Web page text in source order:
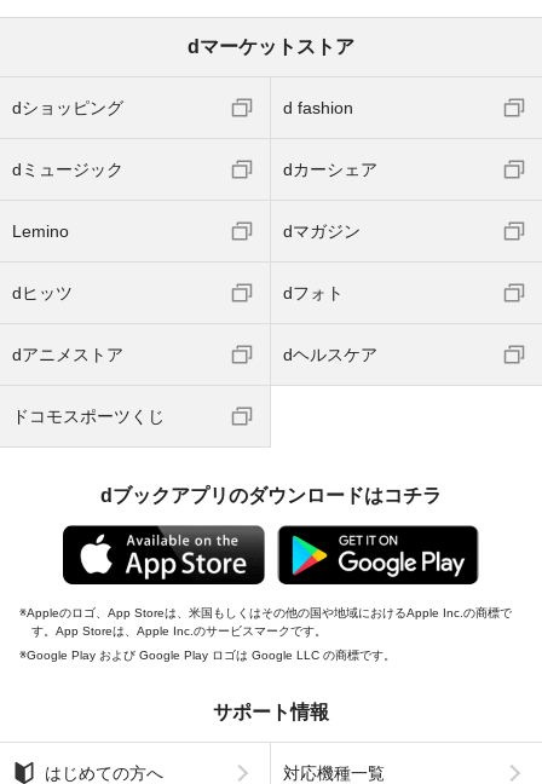
dマーケットストア
dショッピング d fashion
dミュージック dカーシェア
Lemino dマガジン
dヒッツ dフォト
dアニメストア dヘルスケア
ドコモスポーツくじ
dブックアプリのダウンロードはコチラ
Appleのロゴ、App Storeは、米国もしくはその他の国や地域におけるApple Inc.の商標で
す。App Storeは、Apple Inc.のサービスマークです。
Google Play および Google Play ロゴは Google LLC の商標です。
サポート情報
はじめての方へ 対応機種一覧